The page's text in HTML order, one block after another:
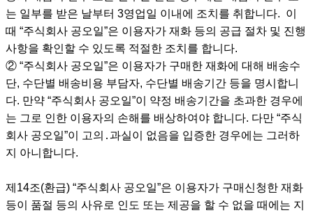
는 일부를 받은 날부터 3영업일 이내에 조치를 취합니다. 이
때 “주식회사 공오일”은 이용자가 재화 등의 공급 절차 및 진행
사항을 확인할 수 있도록 적절한 조치를 합니다.
② “주식회사 공오일”은 이용자가 구매한 재화에 대해 배송수
단, 수단별 배송비용 부담자, 수단별 배송기간 등을 명시합니
다. 만약 “주식회사 공오일”이 약정 배송기간을 초과한 경우에
는 그로 인한 이용자의 손해를 배상하여야 합니다. 다만 “주식
회사 공오일”이 고의․과실이 없음을 입증한 경우에는 그러하
지 아니합니다.
제14조(환급) “주식회사 공오일”은 이용자가 구매신청한 재화
등이 품절 등의 사유로 인도 또는 제공을 할 수 없을 때에는 지